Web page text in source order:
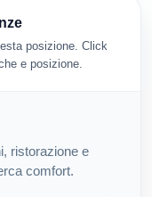
posizione. Click
e posizione.
ristorazione e
comfort.